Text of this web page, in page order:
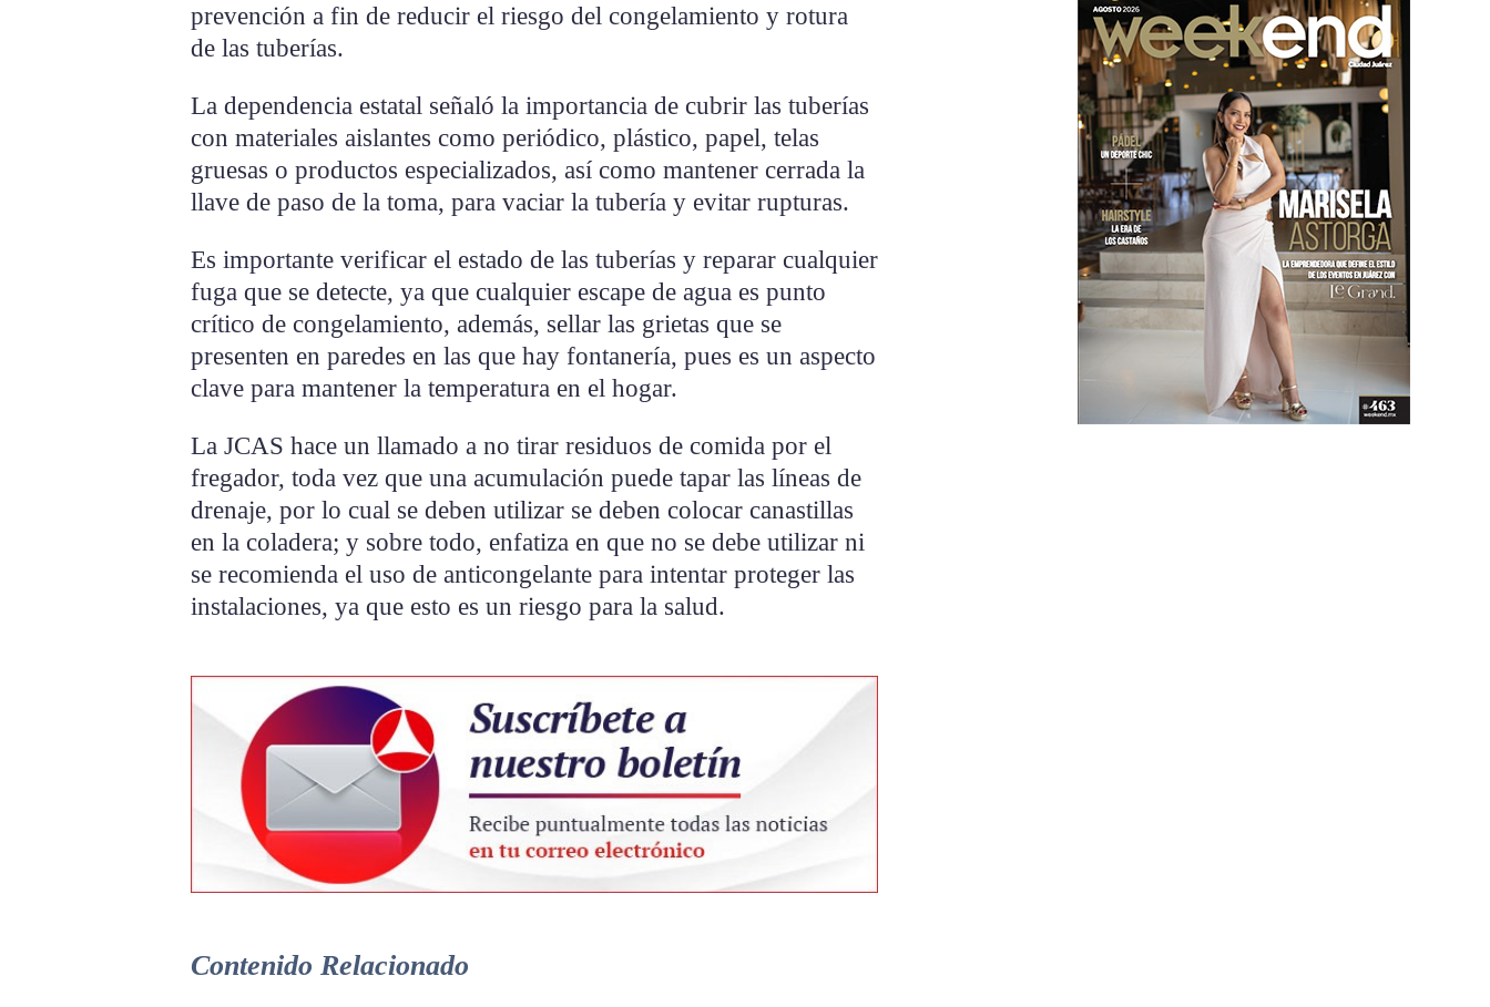
prevención a fin de reducir el riesgo del congelamiento y rotura
de las tuberías.
La dependencia estatal señaló la importancia de cubrir las tuberías
con materiales aislantes como periódico, plástico, papel, telas
gruesas o productos especializados, así como mantener cerrada la
llave de paso de la toma, para vaciar la tubería y evitar rupturas.
Es importante verificar el estado de las tuberías y reparar cualquier
fuga que se detecte, ya que cualquier escape de agua es punto
crítico de congelamiento, además, sellar las grietas que se
presenten en paredes en las que hay fontanería, pues es un aspecto
clave para mantener la temperatura en el hogar.
La JCAS hace un llamado a no tirar residuos de comida por el
fregador, toda vez que una acumulación puede tapar las líneas de
drenaje, por lo cual se deben utilizar se deben colocar canastillas
en la coladera; y sobre todo, enfatiza en que no se debe utilizar ni
se recomienda el uso de anticongelante para intentar proteger las
instalaciones, ya que esto es un riesgo para la salud.
Contenido Relacionado